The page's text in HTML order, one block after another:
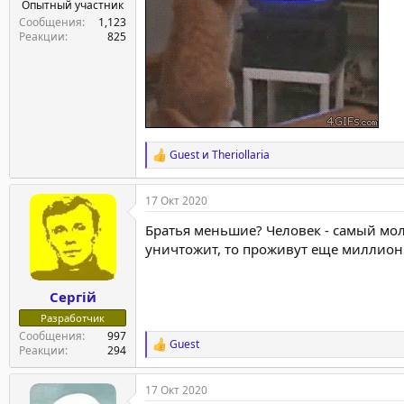
Опытный участник
Сообщения
1,123
Реакции
825
Р
е
а
к
и
и
Guest и Theriollaria
Сергій
Разработчик
Сообщения
997
Реакции
294
17 Окт 2020
Братья меньшие? Человек - самый
уничтожит, то проживут еще миллион
Р
е
а
к
Guest
17 Окт 2020